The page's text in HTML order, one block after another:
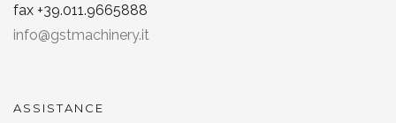
fax +39.011.9665888
info@gstmachinery.it
ASSISTANCE